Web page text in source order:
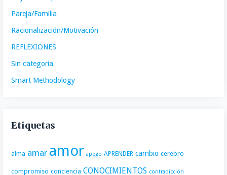
Pareja/Familia
Racionalización/Motivación
REFLEXIONES
Sin categoría
Smart Methodology
Etiquetas
alma amar amor apego APRENDER cambio cerebro
compromiso conciencia CONOCIMIENTOS contradicción